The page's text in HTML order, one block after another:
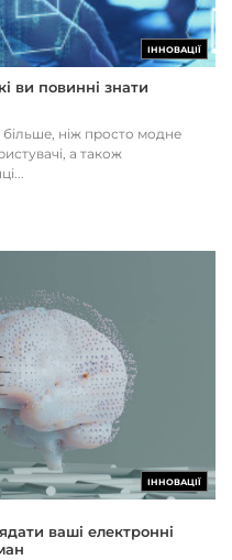
ІННОВАЦІЇ
ви повинні знати
більше, ніж просто модне
а також
ІННОВАЦІЇ
ваші електронні